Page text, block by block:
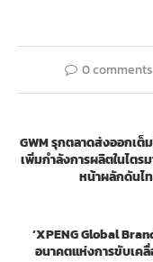
0 comments
GWM รุกตลาดส่งออกเต็
เพิ่มกำลังการผลิตในไตร
หน้าผลักดันไ
‘XPENG Global
อนาคตแห่งการขับเค